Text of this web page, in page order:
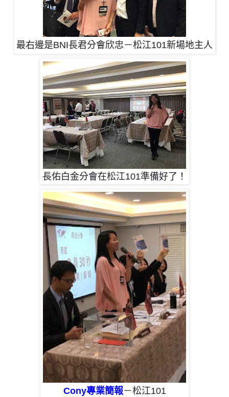
最右邊是BNI長君分會欣忠－松江101新場地主人
長佑白金分會在松江101準備好了！
Cony專業簡報－松江101